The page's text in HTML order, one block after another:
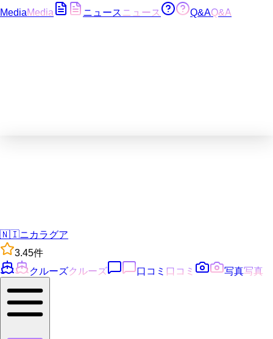
MediaMedia ニュース ニュース Q&AQ&A
🇳🇮ニカラグア
3.45件
クルーズクルーズ 口コミ 口コミ 写真写真